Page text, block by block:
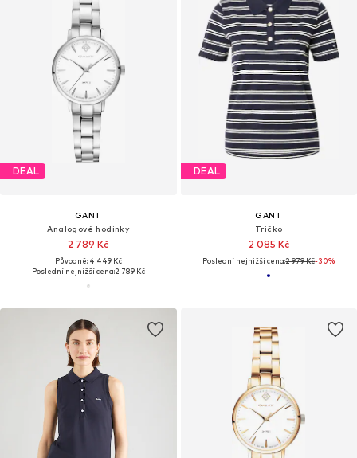
DEAL
GANT
Analogové hodinky
2 789 Kč
Původně: 4 449 Kč
Poslední nejnižší cena:2 789 Kč
DEAL
GANT
Tričko
2 085 Kč
Poslední nejnižší cena:2 979 Kč-30%